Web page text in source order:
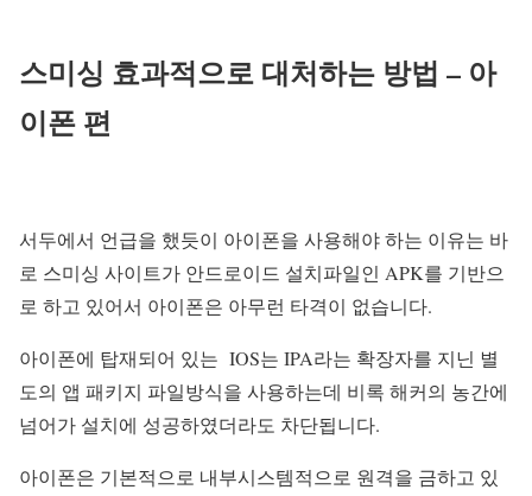
스미싱 효과적으로 대처하는 방법 – 아
이폰 편
서두에서 언급을 했듯이 아이폰을 사용해야 하는 이유는 바
로 스미싱 사이트가 안드로이드 설치파일인 APK를 기반으
로 하고 있어서 아이폰은 아무런 타격이 없습니다.
아이폰에 탑재되어 있는 IOS는 IPA라는 확장자를 지닌 별
도의 앱 패키지 파일방식을 사용하는데 비록 해커의 농간에
넘어가 설치에 성공하였더라도 차단됩니다.
아이폰은 기본적으로 내부시스템적으로 원격을 금하고 있